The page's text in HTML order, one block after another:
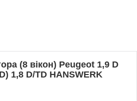
(8 вікон) Peugeot 1,9 D
1,8 D/TD HANSWERK